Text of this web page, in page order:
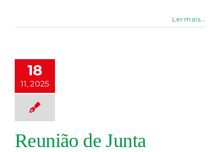
Ler mais...
18
11, 2025
Freguesia de
de Mouro
de Junta
Reunião de Junta